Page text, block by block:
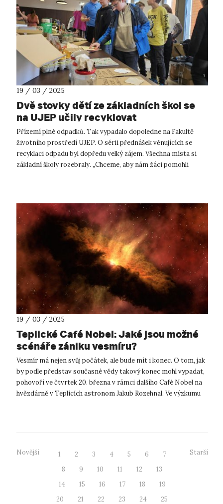
19 / 03 / 2025
Dvě stovky dětí ze základních škol se
na UJEP učily recyklovat
Přízemí plné odpadků. Tak vypadalo dopoledne na Fakultě
životního prostředí UJEP. O sérii přednášek věnujících se
recyklaci odpadu byl dopředu velký zájem. Všechna místa si
základní školy rozebraly. „Chceme, aby nám žáci pomohli
19 / 03 / 2025
Teplické Café Nobel: Jaké jsou možné
scénáře zániku vesmíru?
Vesmír má nejen svůj počátek, ale bude mít i konec. O tom, jak
by podle představ současné vědy takový konec mohl vypadat,
pohovoří ve čtvrtek 20. března v rámci dalšího Café Nobel na
hvězdárně v Teplicích astronom Jakub Rozehnal. Ve výzkumu
Novější 1 2 3 4 5 6
7
8
9 10 11 12
13
14
15 16 17 18
19
20
21 22 23 24
25
Starší